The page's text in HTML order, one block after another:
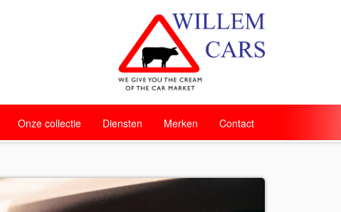
Onze collectie Diensten Merken Contact